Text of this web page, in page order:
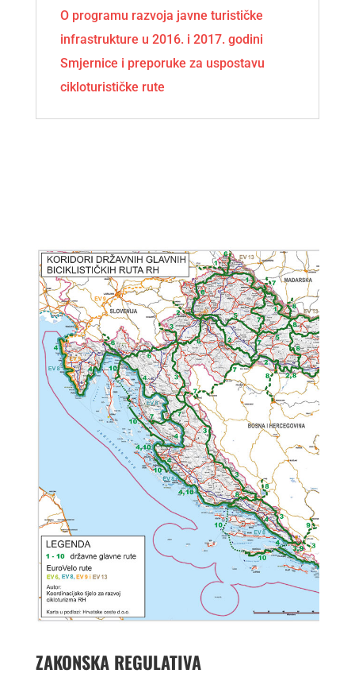
O programu razvoja javne turističke
infrastrukture u 2016. i 2017. godini
Smjernice i preporuke za uspostavu
cikloturističke rute
ZAKONSKA REGULATIVA